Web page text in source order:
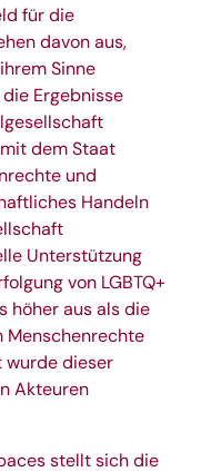
für die
davon aus,
Sinne
Ergebnisse
dem Staat
und
Handeln
Unterstützung
von LGBTQ+
höher aus als die
Menschenrechte
wurde dieser
Akteuren
stellt sich die